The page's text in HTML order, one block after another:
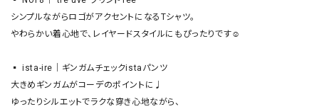
シンプルながらロゴがアクセントになるTシャツ。
やわらかい着心地で、レイヤードスタイルにもぴったりです☺︎
▪︎ ista-ire｜ギンガムチェックistaパンツ
大きめギンガムがコーデのポイントに♩
ゆったりシルエットでラクな穿き心地ながら、